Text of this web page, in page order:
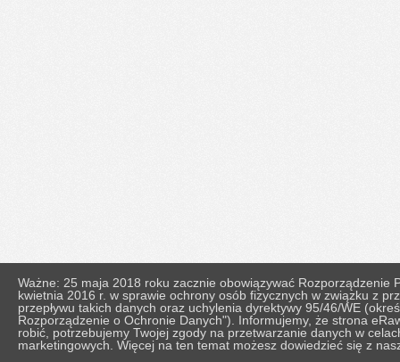
Ważne: 25 maja 2018 roku zacznie obowiązywać
kwietnia 2016 r. w sprawie ochrony osób fizycznych w związku z
przepływu takich danych oraz uchylenia dyrektywy 95/46/WE
Rozporządzenie o Ochronie Danych"). Informujemy, że strona
robić, potrzebujemy Twojej zgody na przetwarzanie danych w
marketingowych. Więcej na ten temat możesz dowiedzieć się z